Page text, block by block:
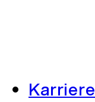
Karriere